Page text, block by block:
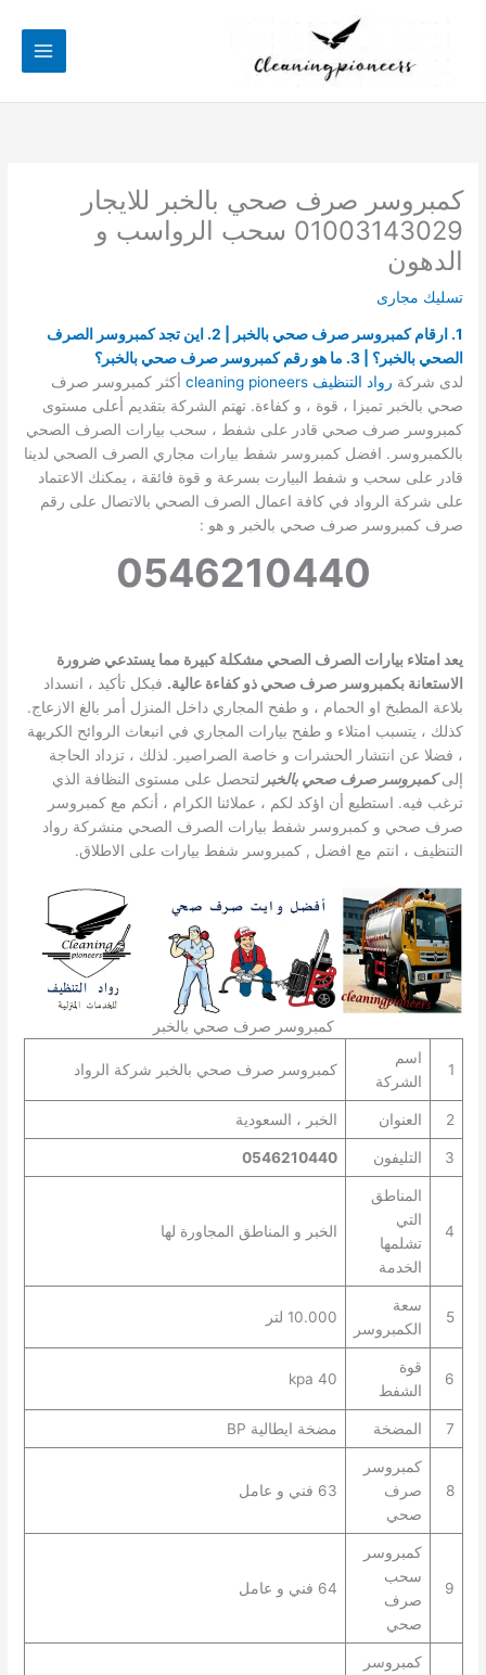
كمبروسر صرف صحي بالخبر للايجار
01003143029 سحب الرواسب و
الدهون
تسليك مجارى
1. ارقام كمبروسر صرف صحي بالخبر | 2. اين تجد كمبروسر الصرف
الصحي بالخبر؟ | 3. ما هو رقم كمبروسر صرف صحي بالخبر؟
لدى شركة ر واد التنظيف cleaning pioneers
أكثر كمبروسر صرف
صحي بالخبر تميزا ، قوة ، و كفاءة. تهتم الشركة بتقديم أعلى مستوى
كمبروسر صرف صحي قادر على شفط ، سحب بيارات الصرف الصحي
بالكمبروسر. افضل كمبروسر شفط بيارات مجاري الصرف الصحي لدينا
قادر على سحب و شفط البيارت بسرعة و قوة فائقة ، يمكنك الاعتماد
على شركة الرواد في كافة اعمال الصرف الصحي بالاتصال على رقم
صرف كمبروسر صرف صحي بالخبر و هو :
0546210440
يعد امتلاء بيارات الصرف الصحي مشكلة كبيرة مما يستدعي ضرورة
الاستعانة بكمبروسر صرف صحي ذو كفاءة عالية. فبكل تأكيد ، انسداد
بلاعة المطبخ او الحمام ، و طفح المجاري داخل المنزل أمر بالغ الازعاج.
كذلك ، يتسبب امتلاء و طفح بيارات المجاري في انبعاث الروائح الكريهة
، فضلا عن انتشار الحشرات و خاصة الصراصير. لذلك ، تزداد الحاجة
إلىكمبروسر صرف صحي بالخبر لتحصل على مستوى النظافة الذي
ترغب فيه. استطيع أن اؤكد لكم ، عملائنا الكرام ، أنكم مع كمبروسر
صرف صحي و كمبروسر شفط بيارات الصرف الصحي منشركة رواد
التنظيف ، انتم مع افضل , كمبروسر شفط بيارات على الاطلاق.
كمبروسر صرف صحي بالخبر
1
اسم
الشركة
كمبروسر صرف صحي بالخبر شركة الرواد
2 العنوان الخبر ، السعودية
3 التليفون 0546210440
4
المناطق
التي
تشلمها
الخدمة
الخبر و المناطق المجاورة لها
5
سعة
الكمبروسر
10.000 لتر
6
قوة
الشفط
40 kpa
7 المضخة مضخة ايطالية BP
8
كمبروسر
صرف
صحي
63 فني و عامل
9
كمبروسر
سحب
صرف
صحي
64 فني و عامل
كمبروسر